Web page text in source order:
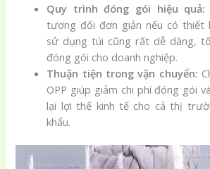
Quy trình đóng gói hiệu quả:
tương đối đơn giản nếu có thiết
sử dụng túi cũng rất dễ dàng,
đóng gói cho doanh nghiệp.
Thuận tiện trong vận chuyển:
OPP giúp giảm chi phí đóng gói
lại lợi thế kinh tế cho cả thị
khẩu.